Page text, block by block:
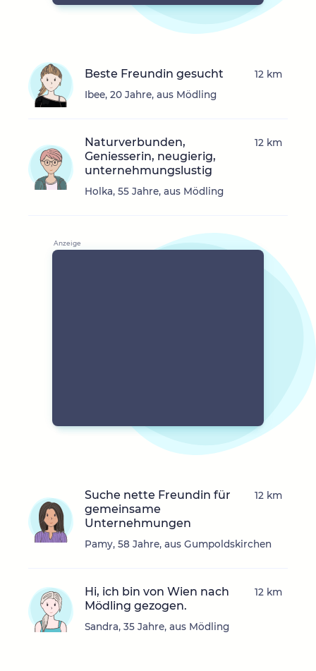
Beste Freundin gesucht
Ibee, 20 Jahre, aus Mödling
12 km
Naturverbunden,
Geniesserin, neugierig,
unternehmungslustig
Holka, 55 Jahre, aus Mödling
12 km
Suche nette Freundin für
gemeinsame
Unternehmungen
Pamy, 58 Jahre, aus Gumpoldskirchen
12 km
Hi, ich bin von Wien nach
Mödling gezogen.
Sandra, 35 Jahre, aus Mödling
12 km